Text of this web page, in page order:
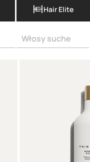
Hair Elite
Włosy suche